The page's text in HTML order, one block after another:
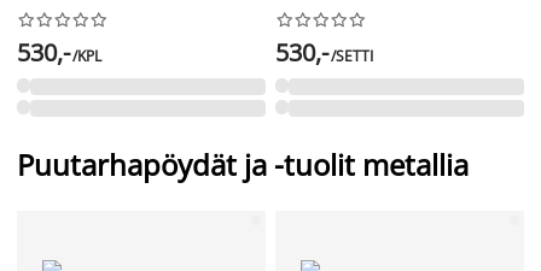






530,-/KPL






530,-/SETTI
Puutarhapöydät ja -tuolit metallia